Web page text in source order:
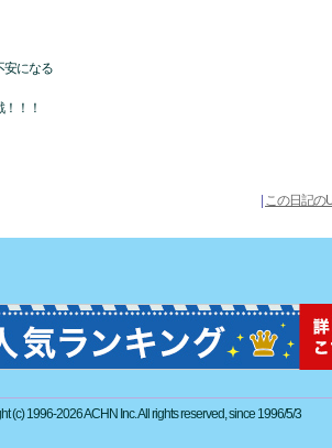
安になる
！！
この日記の
(c) 1996-2026 ACHN Inc. All rights reserved, since 1996/5/3